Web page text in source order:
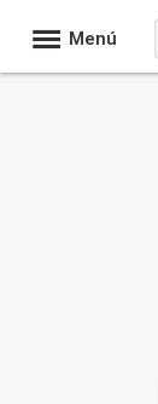
Menú